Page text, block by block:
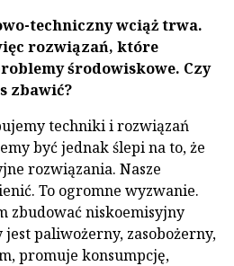
techniczny wciąż trwa.
rozwiązań, które
środowiskowe. Czy
zbawić?
techniki i rozwiązań
być jednak ślepi na to, że
rozwiązania. Nasze
To ogromne wyzwanie.
zbudować niskoemisyjny
jest paliwożerny, zasobożerny,
promuje konsumpcję,